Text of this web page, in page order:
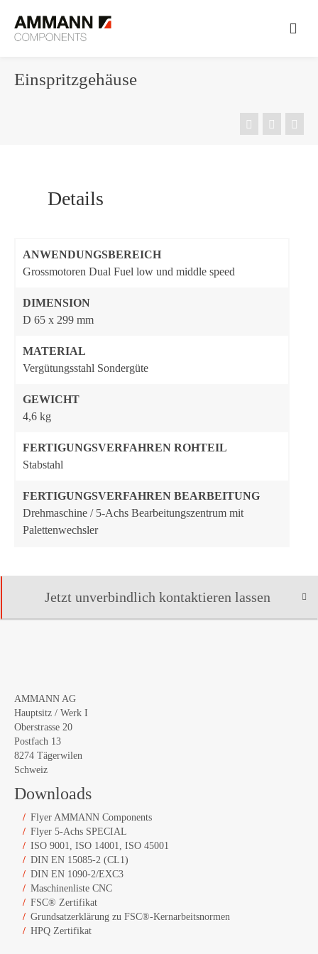
Einspritzgehäuse
Details
ANWENDUNGSBEREICH
Grossmotoren Dual Fuel low und middle speed
DIMENSION
D 65 x 299 mm
MATERIAL
Vergütungsstahl Sondergüte
GEWICHT
4,6 kg
FERTIGUNGS­VERFAHREN ROHTEIL
Stabstahl
FERTIGUNGSVERFAHREN BEARBEITUNG
Drehmaschine / 5-Achs Bearbeitungszentrum mit
Palettenwechsler
Jetzt unverbindlich kontaktieren lassen
AMMANN AG
Hauptsitz / Werk I
Oberstrasse 20
Postfach 13
8274 Tägerwilen
Schweiz
Downloads
Flyer AMMANN Components
Flyer 5-Achs SPECIAL
ISO 9001, ISO 14001, ISO 45001
DIN EN 15085-2 (CL1)
DIN EN 1090-2/EXC3
Maschinenliste CNC
FSC® Zertifikat
Grundsatzerklärung zu FSC®-Kernarbeitsnormen
HPQ Zertifikat